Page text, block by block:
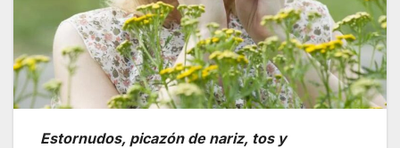
Estornudos, picazón de nariz, tos y